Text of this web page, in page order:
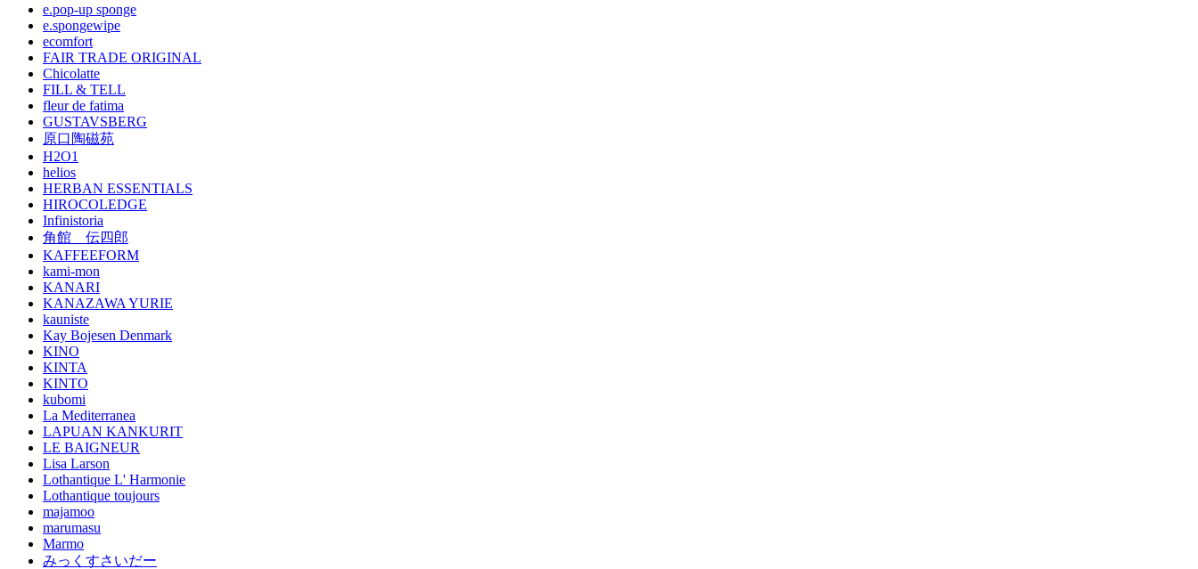
e.pop-up sponge
e.spongewipe
ecomfort
FAIR TRADE ORIGINAL
Chicolatte
FILL & TELL
fleur de fatima
GUSTAVSBERG
原口陶磁苑
H2O1
helios
HERBAN ESSENTIALS
HIROCOLEDGE
Infinistoria
角館 伝四郎
KAFFEEFORM
kami-mon
KANARI
KANAZAWA YURIE
kauniste
Kay Bojesen Denmark
KINO
KINTA
KINTO
kubomi
La Mediterranea
LAPUAN KANKURIT
LE BAIGNEUR
Lisa Larson
Lothantique L' Harmonie
Lothantique toujours
majamoo
marumasu
Marmo
みっくすさいだー